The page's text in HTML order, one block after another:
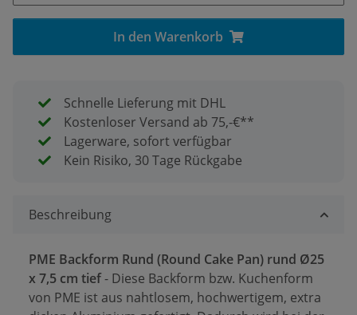
In den Warenkorb
Schnelle Lieferung mit DHL
Kostenloser Versand ab 75,-€**
Lagerware, sofort verfügbar
Kein Risiko, 30 Tage Rückgabe
Beschreibung
PME Backform Rund (Round Cake Pan) rund Ø25
x 7,5 cm tief- Diese Backform bzw. Kuchenform
von PME ist aus nahtlosem, hochwertigem, extra